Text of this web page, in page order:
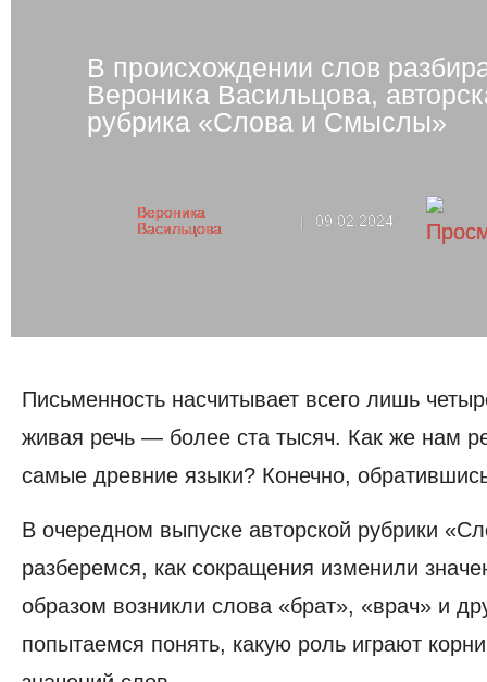
В происхождении слов
Вероника Васильцова,
рубрика «Слова и Смыслы»
Вероника
Васильцова
| 09.02.2024
Письменность насчитывает всего лишь
живая речь — более ста тысяч. Как же нам
самые древние языки? Конечно,
В очередном выпуске авторской рубрики
разберемся, как сокращения изменили
образом возникли слова «брат», «врач» и
попытаемся понять, какую роль играют